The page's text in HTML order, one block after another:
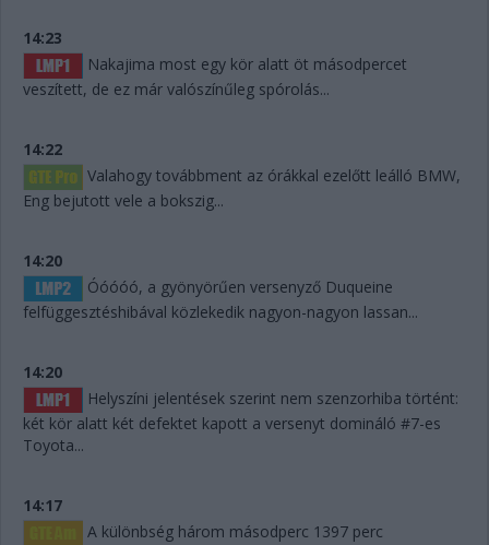
14:23
Nakajima most egy kör alatt öt másodpercet
veszített, de ez már valószínűleg spórolás...
14:22
Valahogy továbbment az órákkal ezelőtt leálló BMW,
Eng bejutott vele a bokszig...
14:20
Óóóóó, a gyönyörűen versenyző Duqueine
felfüggesztéshibával közlekedik nagyon-nagyon lassan...
14:20
Helyszíni jelentések szerint nem szenzorhiba történt:
két kör alatt két defektet kapott a versenyt domináló #7-es
Toyota...
14:17
A különbség három másodperc 1397 perc